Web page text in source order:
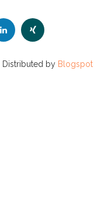
| Distributed by Blogspot